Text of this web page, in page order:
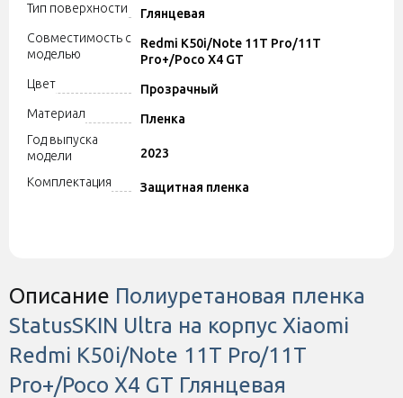
Тип поверхности
Глянцевая
Совместимость с
моделью
Redmi K50i/Note 11T Pro/11T
Pro+/Poco X4 GT
Цвет
Прозрачный
Материал
Пленка
Год выпуска
модели
2023
Комплектация
Защитная пленка
Описание Полиуретановая пленка
StatusSKIN Ultra на корпус Xiaomi
Redmi K50i/Note 11T Pro/11T
Pro+/Poco X4 GT Глянцевая